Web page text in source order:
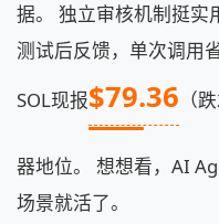
据。 独立审核机制挺实
测试后反馈，单次调用
SOL现报$79.36 （
器地位。 想想看，AI
场景就活了。